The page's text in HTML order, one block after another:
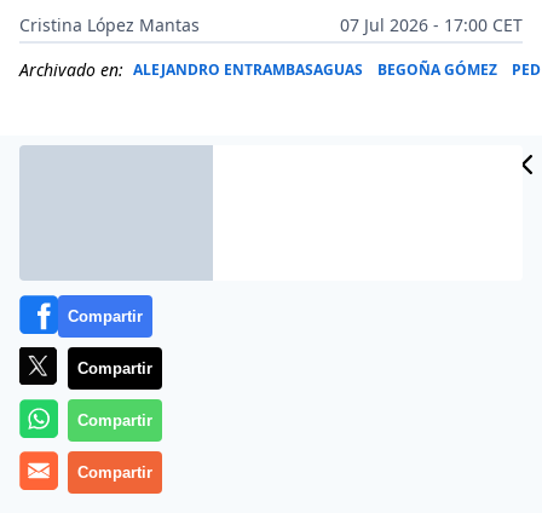
Cristina López Mantas
07 Jul 2026 - 17:00 CET
Archivado en: ALEJANDRO ENTRAMBASAGUAS BEGOÑA GÓMEZ
Más información
Compartir
Compartir
Compartir
Compartir